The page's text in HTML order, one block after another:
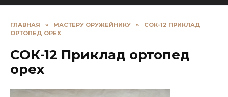
ГЛАВНАЯ » МАСТЕРУ ОРУЖЕЙНИКУ »
СОК-12 ПРИКЛАД
ОРТОПЕД ОРЕХ
СОК-12 Приклад ортопед
орех